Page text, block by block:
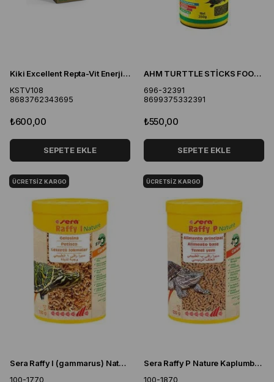
Kiki Excellent Repta-Vit Enerji Reptivit Sürüngenler ve Amfibiler için Toz Mineral 50 Gr
KSTV108
8683762343695
₺600,00
SEPETE EKLE
AHM TURTTLE STİCKS FOOD 1000 ML
696-32391
8699375332391
₺550,00
SEPETE EKLE
Sera Raffy I (gammarus) Nature 1000 ML
100-1770
ÜCRETSIZ KARGO
Sera Raffy P Nature Kaplumbağa Yemi 1000 ML
100-1870
ÜCRETSIZ KARGO